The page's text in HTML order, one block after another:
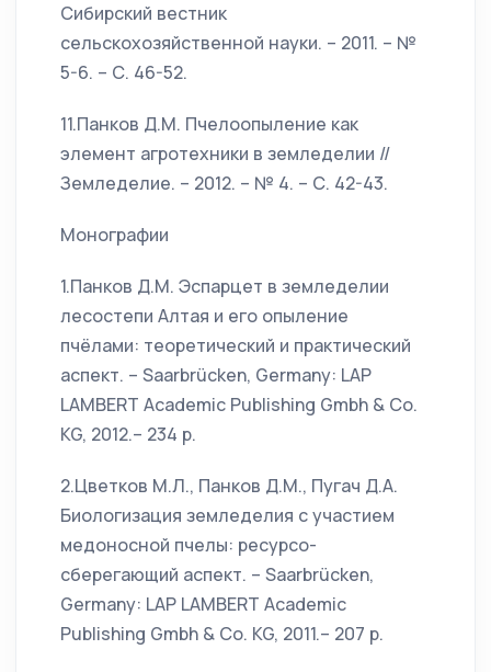
Сибирский вестник
сельскохозяйственной науки. – 2011. – №
5-6. – С. 46-52.
11.Панков Д.М. Пчелоопыление как
элемент агротехники в земледелии //
Земледелие. – 2012. – № 4. – С. 42-43.
Монографии
1.Панков Д.М. Эспарцет в земледелии
лесостепи Алтая и его опыление
пчёлами: теоретический и практический
аспект. – Saarbrücken, Germany: LAP
LAMBERT Academic Publishing Gmbh & Co.
KG, 2012.– 234 p.
2.Цветков М.Л., Панков Д.М., Пугач Д.А.
Биологизация земледелия с участием
медоносной пчелы: ресурсо-
сберегающий аспект. – Saarbrücken,
Germany: LAP LAMBERT Academic
Publishing Gmbh & Co. KG, 2011.– 207 p.